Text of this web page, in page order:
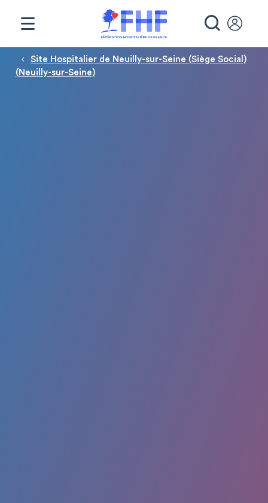
Fil d'Ariane
Site Hospitalier de Neuilly-sur-Seine (Siège Social)
(Neuilly-sur-Seine)
Panneau de gestion des cookies